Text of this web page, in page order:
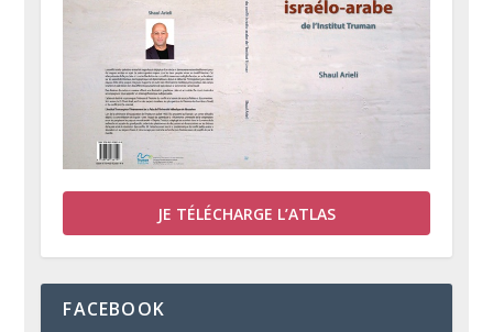
JE TÉLÉCHARGE L’ATLAS
FACEBOOK